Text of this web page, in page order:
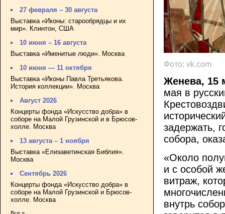
27 февраля – 30 августа
Выставка «Иконы: старообрядцы и их
мир». Клинтон, США
10 июня – 16 августа
Выставка «Именитые люди». Москва
10 июня — 11 октября
Выставка «Иконы Павла Третьякова.
История коллекции». Москва
Август 2026
Концерты фонда «Искусство добра» в
соборе на Малой Грузинской и в Брюсов-
холле. Москва
13 августа – 1 ноября
Выставка «Елизаветинская Библия».
Москва
Сентябрь 2026
Концерты фонда «Искусство добра» в
соборе на Малой Грузинской и Брюсов-
холле. Москва
Фото: vk.com
Женева, 15
мая в
задержать,
собора,
«Около
и с особой
витраж,
внутрь